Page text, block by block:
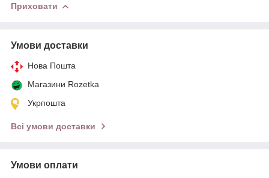
Приховати
Умови доставки
Нова Пошта
Магазини Rozetka
Укрпошта
Всі умови доставки
Умови оплати